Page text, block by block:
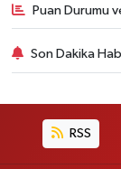
Puan Durumu
Son Dakika
RSS